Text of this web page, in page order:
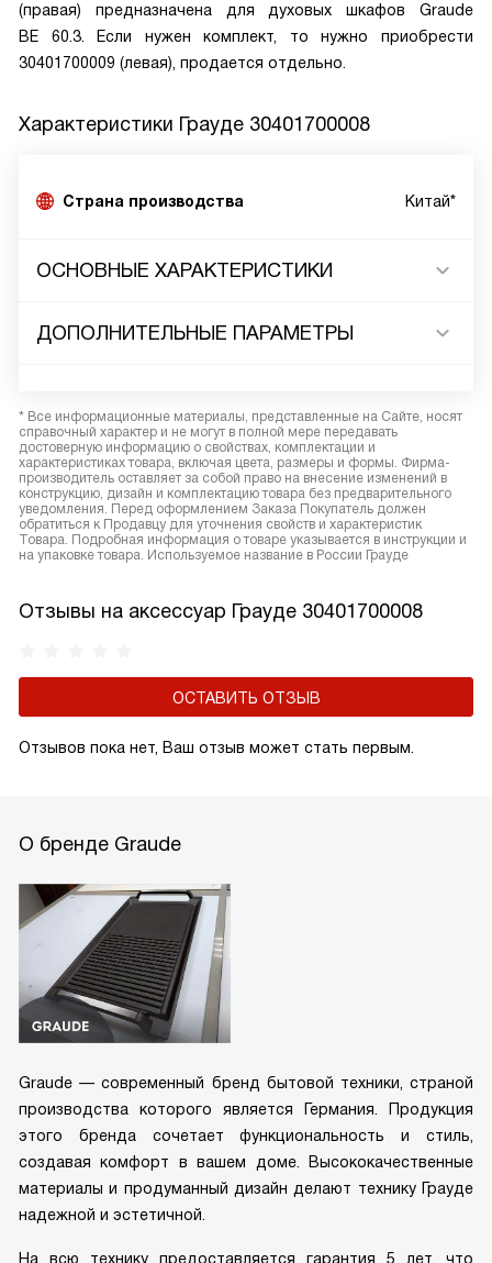
(правая) предназначена для духовых шкафов Graude
BE 60.3. Если нужен комплект, то нужно приобрести
30401700009 (левая), продается отдельно.
Характеристики Грауде 30401700008
Страна производства Китай*
ОСНОВНЫЕ ХАРАКТЕРИСТИКИ
ДОПОЛНИТЕЛЬНЫЕ ПАРАМЕТРЫ
* Все информационные материалы, представленные на Сайте, носят
справочный характер и не могут в полной мере передавать
достоверную информацию о свойствах, комплектации и
характеристиках товара, включая цвета, размеры и формы. Фирма-
производитель оставляет за собой право на внесение изменений в
конструкцию, дизайн и комплектацию товара без предварительного
уведомления. Перед оформлением Заказа Покупатель должен
обратиться к Продавцу для уточнения свойств и характеристик
Товара. Подробная информация о товаре указывается в инструкции и
на упаковке товара. Используемое название в России Грауде
Отзывы на аксессуар Грауде 30401700008
ОСТАВИТЬ ОТЗЫВ
Отзывов пока нет, Ваш отзыв может стать первым.
О бренде Graude
Graude — современный бренд бытовой техники, страной
производства которого является Германия. Продукция
этого бренда сочетает функциональность и стиль,
создавая комфорт в вашем доме. Высококачественные
материалы и продуманный дизайн делают технику Грауде
надежной и эстетичной.
На всю технику предоставляется гарантия 5 лет, что